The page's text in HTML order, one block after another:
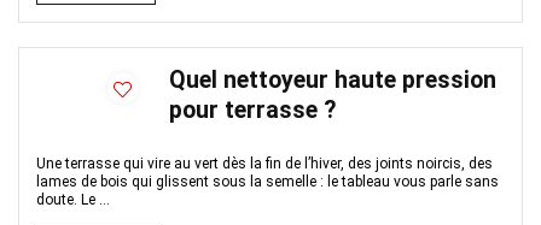
Quel nettoyeur haute pression
pour terrasse ?
Une terrasse qui vire au vert dès la fin de l’hiver, des joints noircis, des
lames de bois qui glissent sous la semelle : le tableau vous parle sans
doute. Le ...